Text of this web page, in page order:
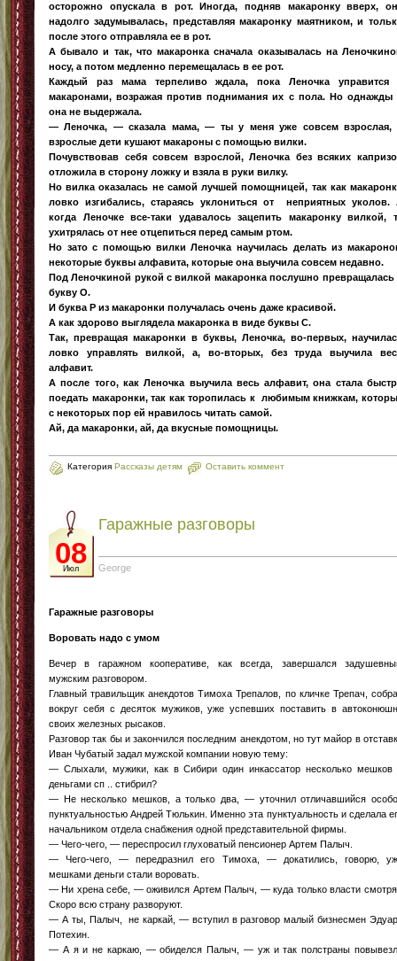
осторожно опускала в рот. Иногда, подняв макаронку вверх,
надолго задумывалась, представляя макаронку маятником, и
после этого отправляла ее в рот.
А бывало и так, что макаронка сначала оказывалась на
носу, а потом медленно перемещалась в ее рот.
Каждый раз мама терпеливо ждала, пока Леночка управится
макаронами, возражая против поднимания их с пола. Но однажды
она не выдержала.
— Леночка, — сказала мама, — ты у меня уже совсем взрослая,
взрослые дети кушают макароны с помощью вилки.
Почувствовав себя совсем взрослой, Леночка без всяких
отложила в сторону ложку и взяла в руки вилку.
Но вилка оказалась не самой лучшей помощницей, так как
ловко изгибались, стараясь уклониться от неприятных уколов.
когда Леночке все-таки удавалось зацепить макаронку вилкой,
ухитрялась от нее отцепиться перед самым ртом.
Но зато с помощью вилки Леночка научилась делать из
некоторые буквы алфавита, которые она выучила совсем недавно.
Под Леночкиной рукой с вилкой макаронка послушно превращалась
букву О.
И буква Р из макаронки получалась очень даже красивой.
А как здорово выглядела макаронка в виде буквы С.
Так, превращая макаронки в буквы, Леночка, во-первых,
ловко управлять вилкой, а, во-вторых, без труда выучила
алфавит.
А после того, как Леночка выучила весь алфавит, она стала
поедать макаронки, так как торопилась к любимым книжкам,
с некоторых пор ей нравилось читать самой.
Ай, да макаронки, ай, да вкусные помощницы.
Категория Рассказы детям Оставить коммент
08
Июл
Гаражные разговоры
George
Гаражные разговоры
Воровать надо с умом
Вечер в гаражном кооперативе, как всегда, завершался
мужским разговором.
Главный травильщик анекдотов Тимоха Трепалов, по кличке Трепач,
вокруг себя с десяток мужиков, уже успевших поставить в
своих железных рысаков.
Разговор так бы и закончился последним анекдотом, но тут майор в
Иван Чубатый задал мужской компании новую тему:
— Слыхали, мужики, как в Сибири один инкассатор несколько мешков
деньгами сп .. стибрил?
— Не несколько мешков, а только два, — уточнил отличавшийся
пунктуальностью Андрей Тюлькин. Именно эта пунктуальность и сделала
начальником отдела снабжения одной представительной фирмы.
— Чего-чего, — переспросил глуховатый пенсионер Артем Палыч.
— Чего-чего, — передразнил его Тимоха, — докатились, говорю,
мешками деньги стали воровать.
— Ни хрена себе, — оживился Артем Палыч, — куда только власти
Скоро всю страну разворуют.
— А ты, Палыч, не каркай, — вступил в разговор малый бизнесмен
Потехин.
— А я и не каркаю, — обиделся Палыч, — уж и так полстраны